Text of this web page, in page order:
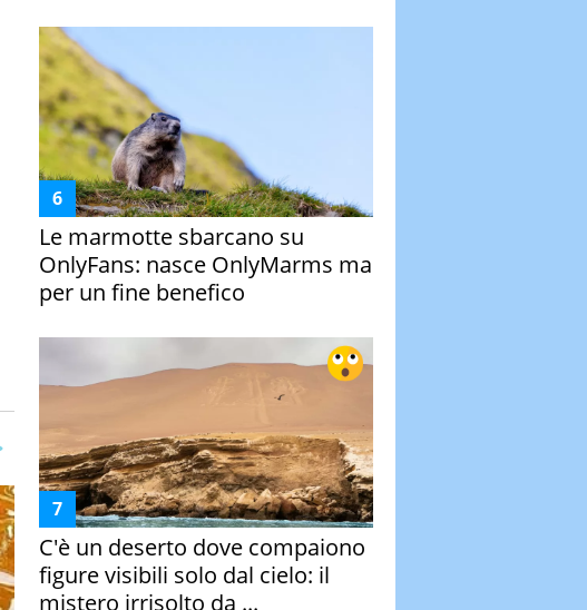
Le marmotte sbarcano su
OnlyFans: nasce OnlyMarms ma
per un fine benefico
C'è un deserto dove compaiono
figure visibili solo dal cielo: il
mistero irrisolto da ...